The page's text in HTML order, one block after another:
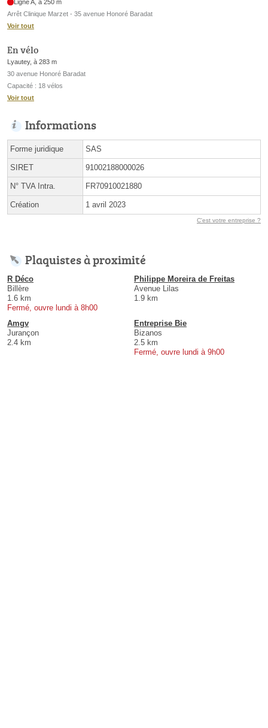
Ligne A, à 250 m
Arrêt Clinique Marzet - 35 avenue Honoré Baradat
Voir tout
En vélo
Lyautey, à 283 m
30 avenue Honoré Baradat
Capacité : 18 vélos
Voir tout
Informations
Forme juridique SAS
SIRET 91002188000026
N° TVA Intra. FR70910021880
Création 1 avril 2023
C'est votre entreprise ?
Plaquistes à proximité
R Déco
Billère
1.6 km
Fermé, ouvre lundi à 8h00
Philippe Moreira de Freitas
Avenue Lilas
1.9 km
Amgv
Jurançon
2.4 km
Entreprise Bie
Bizanos
2.5 km
Fermé, ouvre lundi à 9h00